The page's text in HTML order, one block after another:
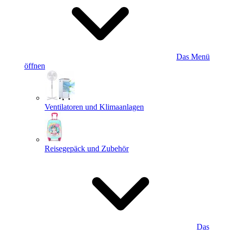
Das Menü
öffnen
Ventilatoren und Klimaanlagen
Reisegepäck und Zubehör
Das